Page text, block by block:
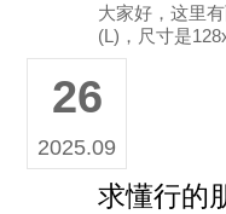
大家好，这里
(L)，尺寸是
对它具体适配
想问问有没有
26
2025.09